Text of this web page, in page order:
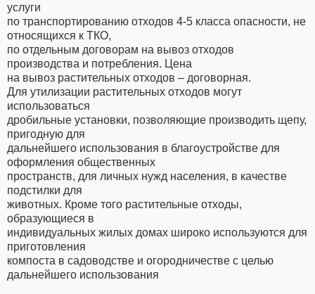
услуги
по транспортированию отходов 4-5 класса опасности, не
относящихся к ТКО,
по отдельным договорам на вывоз отходов
производства и потребления. Цена
на вывоз растительных отходов – договорная.
Для утилизации растительных отходов могут
использоваться
дробильные установки, позволяющие производить щепу,
пригодную для
дальнейшего использования в благоустройстве для
оформления общественных
пространств, для личных нужд населения, в качестве
подстилки для
животных. Кроме того растительные отходы,
образующиеся в
индивидуальных жилых домах широко используются для
приготовления
компоста в садоводстве и огородничестве с целью
дальнейшего использования